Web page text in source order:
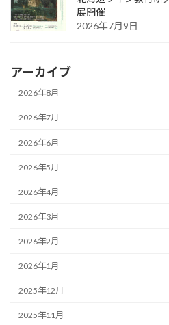
展開催
2026年7月9日
アーカイブ
2026年8月
2026年7月
2026年6月
2026年5月
2026年4月
2026年3月
2026年2月
2026年1月
2025年12月
2025年11月